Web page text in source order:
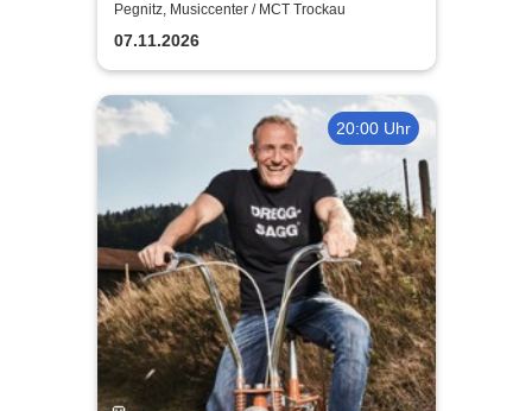
Pegnitz, Musiccenter / MCT Trockau
07.11.2026
20:00 Uhr